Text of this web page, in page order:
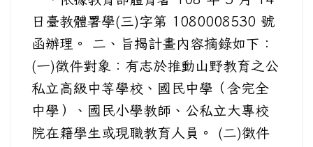
日臺教體署學(三)字第 1080008530 號
函辦理。 二、旨揭計畫內容摘錄如下：
(一)徵件對象：有志於推動山野教育之公
私立高級中等學校、國民中學（含完全
中學）、國民小學教師、公私立大專校
院在籍學生或現職教育人員。 (二)徵件